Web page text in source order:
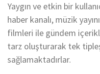
Yaygın ve etkin bir
haber kanalı, müzik
filmleri ile gündem
tarz oluşturarak tek
sağlamaktadırlar.